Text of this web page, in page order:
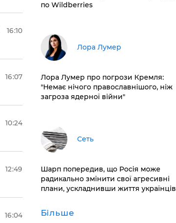
16:10
16:07
10:24
12:49
16:04
по Wildberries
​Лора Лумер
Лора Лумер про погрози Кремля:
"Немає нічого православнішого, ніж
загроза ядерної війни"
Сеть
​Шарп попередив, що Росія може
радикально змінити свої агресивні
плани, ускладнивши життя українців
Більше